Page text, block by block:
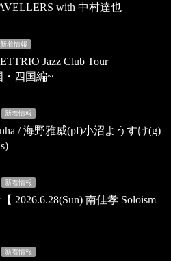
with 中村達也
新着情報
Jazz Club Tour
・四国編~
新着情報
/ 海野雅威(pf)小沼ようすけ(g)
新着情報
2026.6.28(Sun) 南佳孝 Soloism
新着情報